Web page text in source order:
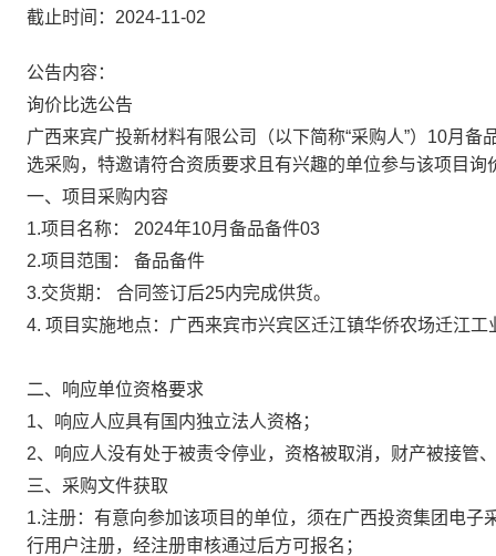
截止时间：2024-11-02
公告内容：
询价比选公告
广西来宾广投新材料有限公司
（以下简称“采购人”） 10月备
选采购，特邀请符合资质要求且有兴趣的单位参与该项目询
一、项目采购内容
1.项目名称：
2024年10月备品备件03
2.项目范围：
备品备件
3.交货期：
合同签订后25内完成供货。
4. 项目实施地点： 广西来宾市兴宾区迁江镇华侨农场迁江工
二、响应单位资格要求
1、响应人应具有国内独立法人资格；
2、响应人没有处于被责令停业，资格被取消，财产被接管
三、 采购文件获取
1.注册：有意向参加该项目的单位，须在广西投资集团 电子
行用户注册，经注册审核通过后方可报名；